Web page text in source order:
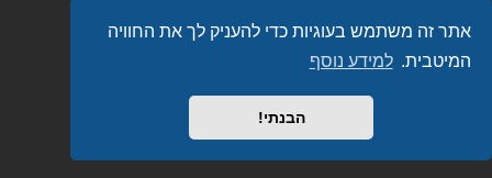
אתר זה משתמש בעוגיות כדי להעניק לך את החוויה
המיטבית. למידע נוסף
הבנתי!